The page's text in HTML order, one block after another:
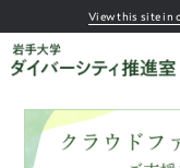
View this site in